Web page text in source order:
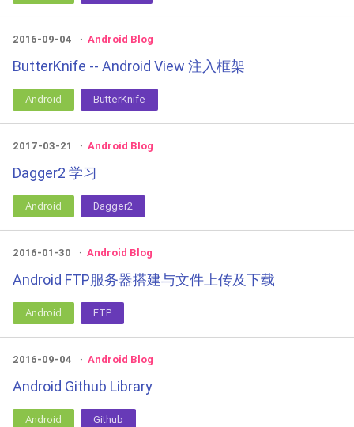
2016-09-04 Android Blog
ButterKnife -- Android View 注入框架
Android ButterKnife
2017-03-21 Android Blog
Dagger2 学习
Android Dagger2
2016-01-30 Android Blog
Android FTP服务器搭建与文件上传及下载
Android FTP
2016-09-04 Android Blog
Android Github Library
Android Github